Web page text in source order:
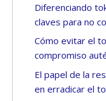
Diferenciando
claves para no
Cómo evitar el
compromiso
El papel de la
en erradicar el